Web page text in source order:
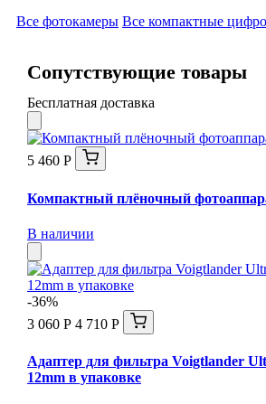
Все фотокамеры Все компактные
Сопутствующие товары
Бесплатная доставка
5 460 Р
Компактный плёночный
В наличии
-36%
3 060 Р 4 710 Р
Адаптер для фильтра Voigtlander
12mm в упаковке